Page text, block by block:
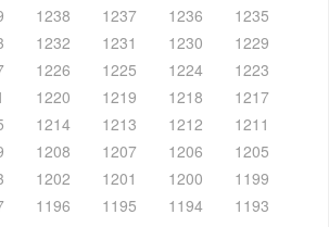
1238 1237 1236
1235
1232 1231 1230
1229
1226 1225 1224
1223
1220 1219 1218
1217
1214 1213 1212
1211
1208 1207 1206
1205
1202 1201 1200
1199
1196 1195 1194
1193